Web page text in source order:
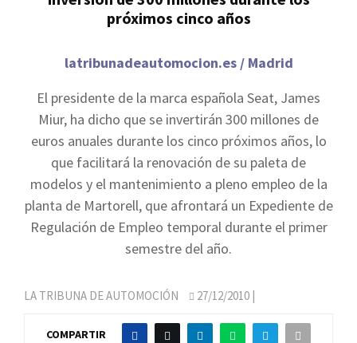
próximos cinco años
latribunadeautomocion.es / Madrid
El presidente de la marca española Seat, James
Miur, ha dicho que se invertirán 300 millones de
euros anuales durante los cinco próximos años, lo
que facilitará la renovación de su paleta de
modelos y el mantenimiento a pleno empleo de la
planta de Martorell, que afrontará un Expediente de
Regulación de Empleo temporal durante el primer
semestre del año.
LA TRIBUNA DE AUTOMOCIÓN 27/12/2010 |
COMPARTIR